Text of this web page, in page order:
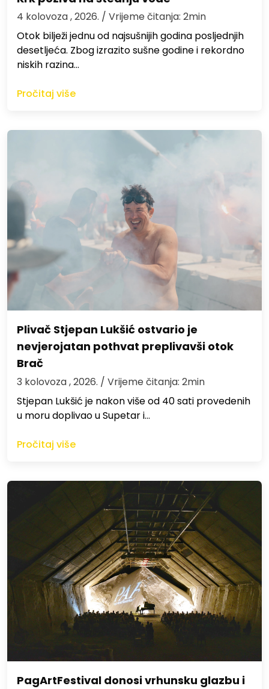
4 kolovoza , 2026. / Vrijeme čitanja: 2min
Otok bilježi jednu od najsušnijih godina posljednjih
desetljeća. Zbog izrazito sušne godine i rekordno
niskih razina…
Pročitaj više
Plivač Stjepan Lukšić ostvario je
nevjerojatan pothvat preplivavši otok
Brač
3 kolovoza , 2026. / Vrijeme čitanja: 2min
St​jepan Lukšić je nakon više od 40 sati provedenih
u moru doplivao u Supetar i…
Pročitaj više
PagArtFestival donosi vrhunsku glazbu i